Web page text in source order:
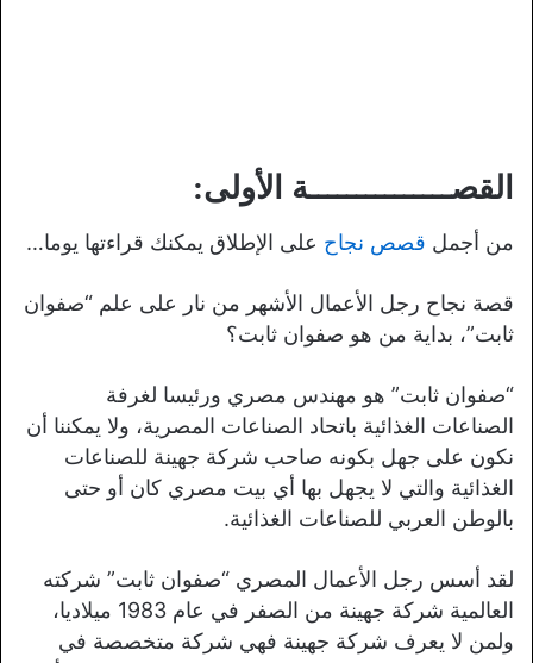
القصـــــــــــــــة الأولى:
من أجمل قصص نجاح على الإطلاق يمكنك قراءتها يوما…
قصة نجاح رجل الأعمال الأشهر من نار على علم “صفوان
ثابت”، بداية من هو صفوان ثابت؟
“صفوان ثابت” هو مهندس مصري ورئيسا لغرفة
الصناعات الغذائية باتحاد الصناعات المصرية، ولا يمكننا أن
نكون على جهل بكونه صاحب شركة جهينة للصناعات
الغذائية والتي لا يجهل بها أي بيت مصري كان أو حتى
بالوطن العربي للصناعات الغذائية.
لقد أسس رجل الأعمال المصري “صفوان ثابت” شركته
العالمية شركة جهينة من الصفر في عام 1983 ميلاديا،
ولمن لا يعرف شركة جهينة فهي شركة متخصصة في